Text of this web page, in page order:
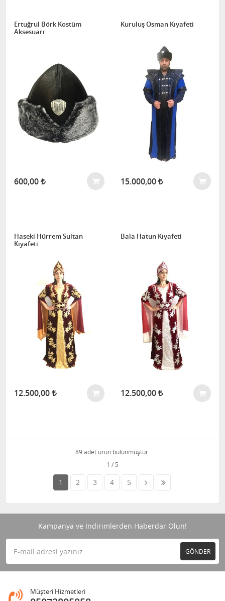
Ertuğrul Börk Kostüm
Aksesuarı
600,00
Kuruluş Osman Kıyafeti
15.000,00
Haseki Hürrem Sultan
Kıyafeti
12.500,00
Bala Hatun Kıyafeti
12.500,00
89 adet ürün bulunmuştur.
1 2 3 4 5
Kampanya ve İndirimlerden Haberdar Olun!
GÖNDER
Müşteri Hizmetleri